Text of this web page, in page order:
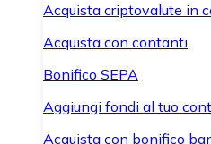
Acquista criptovalute in
Acquista con contanti
Bonifico SEPA
Aggiungi fondi al tuo
Acquista con bonifico